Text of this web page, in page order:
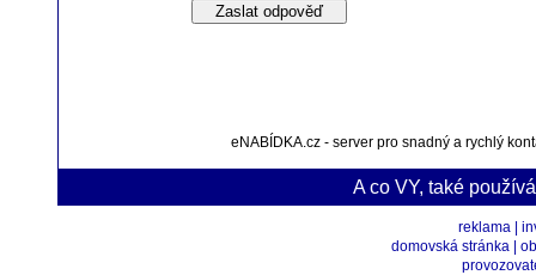
eNABÍDKA.cz - server pro snadný a rychlý
A co VY, také
reklama |
domovská stránka |